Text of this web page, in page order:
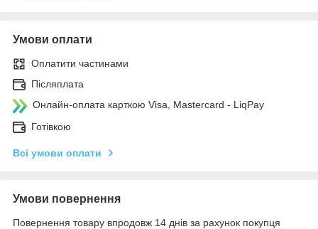
Умови оплати
Оплатити частинами
Післяплата
Онлайн-оплата карткою Visa, Mastercard - LiqPay
Готівкою
Всі умови оплати
Умови повернення
Повернення товару впродовж 14 днів за рахунок покупця